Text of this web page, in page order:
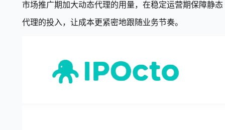
市场推广期加大动态代理的用量，在稳定运营期保障静态
代理的投入，让成本更紧密地跟随业务节奏。